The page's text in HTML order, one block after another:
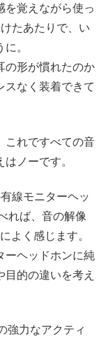
を覚えながら使っ
たあたりで、い
。
の形が慣れたのか
スなく装着できて
これですべての音
ノーです。
線モニターヘッ
れば、音の解像
よく感じます。
ーヘッドホンに純
的の違いを考え
強力なアクティ